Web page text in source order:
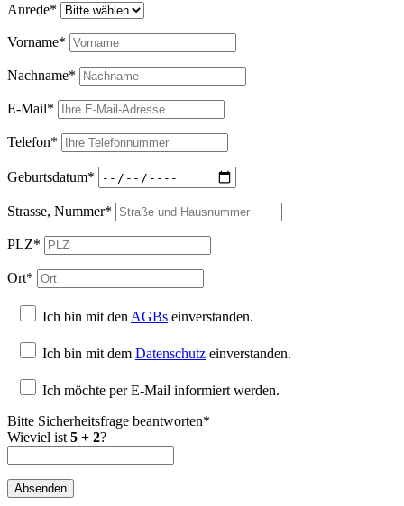
Anrede*
Vorname*
Nachname*
E-Mail*
Telefon*
Geburtsdatum*
Strasse, Nummer*
PLZ*
Ort*
Ich bin mit den AGBs einverstanden.
Ich bin mit dem Datenschutz einverstanden.
Ich möchte per E-Mail informiert werden.
Bitte Sicherheitsfrage beantworten*
Wieviel ist 5 + 2?
Absenden